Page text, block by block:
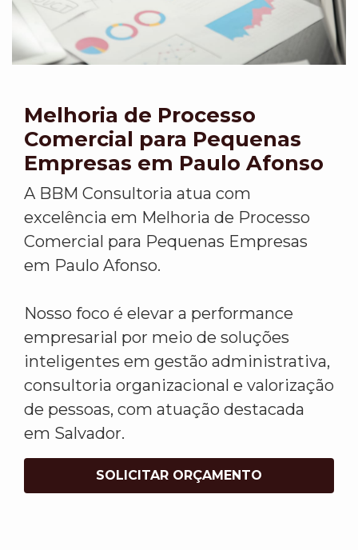
Melhoria de Processo
Comercial para Pequenas
Empresas em Paulo Afonso
A BBM Consultoria atua com
excelência em Melhoria de Processo
Comercial para Pequenas Empresas
em Paulo Afonso.
Nosso foco é elevar a performance
empresarial por meio de soluções
inteligentes em gestão administrativa,
consultoria organizacional e valorização
de pessoas, com atuação destacada
em Salvador.
SOLICITAR ORÇAMENTO